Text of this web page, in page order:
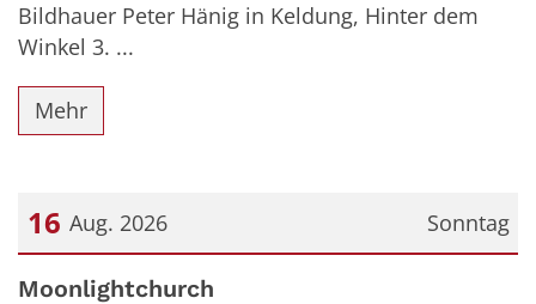
Bildhauer Peter Hänig in Keldung, Hinter dem
Winkel 3. ...
Mehr
Sonntag
16 Aug. 2026
Datum: 16. August 2026
Moonlightchurch